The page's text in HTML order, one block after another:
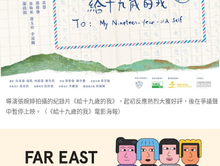
導演張婉婷拍攝的紀錄片《給十九歲的我》，起初反應熱烈大獲好評，後在爭議聲
中暫停上映。（《給十九歲的我》電影海報）